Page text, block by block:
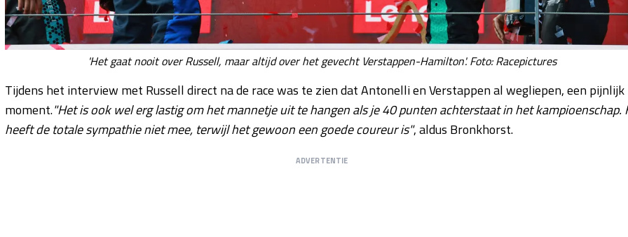
'Het gaat nooit over Russell, maar altijd over het gevecht Verstappen-Hamilton'. Foto: Racepictures
Tijdens het interview met Russell direct na de race was te zien dat Antonelli en Verstappen al wegliepen, een pijnlijk
moment."Het is ook wel erg lastig om het mannetje uit te hangen als je 40 punten achterstaat in het kampioenschap.
heeft de totale sympathie niet mee, terwijl het gewoon een goede coureur is", aldus Bronkhorst.
ADVERTENTIE